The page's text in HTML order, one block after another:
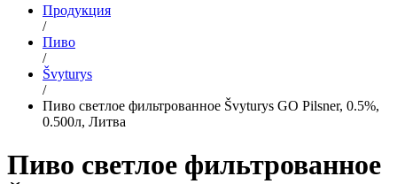
Продукция
/
Пиво
/
Švyturys
/
Пиво светлое фильтрованное Švyturys GO Pilsner, 0.5%,
0.500л, Литва
Пиво светлое фильтрованное